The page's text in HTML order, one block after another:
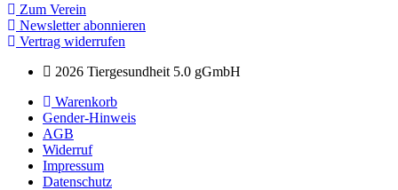
Zum Verein
Newsletter abonnieren
Vertrag widerrufen
2026 Tiergesundheit 5.0 gGmbH
Warenkorb
Gender-Hinweis
AGB
Widerruf
Impressum
Datenschutz